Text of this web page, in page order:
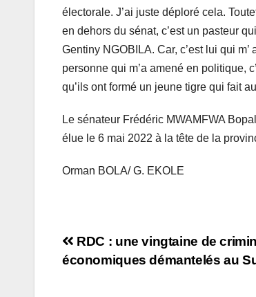
électorale. J’ai juste déploré cela.
en dehors du sénat, c’est un pasteur
Gentiny NGOBILA. Car, c’est lui qui
personne qui m’a amené en politique,
qu’ils ont formé un jeune tigre qui fait
Le sénateur Frédéric MWAMFWA
élue le 6 mai 2022 à la tête de la
Orman BOLA/ G. EKOLE
Navigation
RDC : une vingtaine de
économiques démantelés au